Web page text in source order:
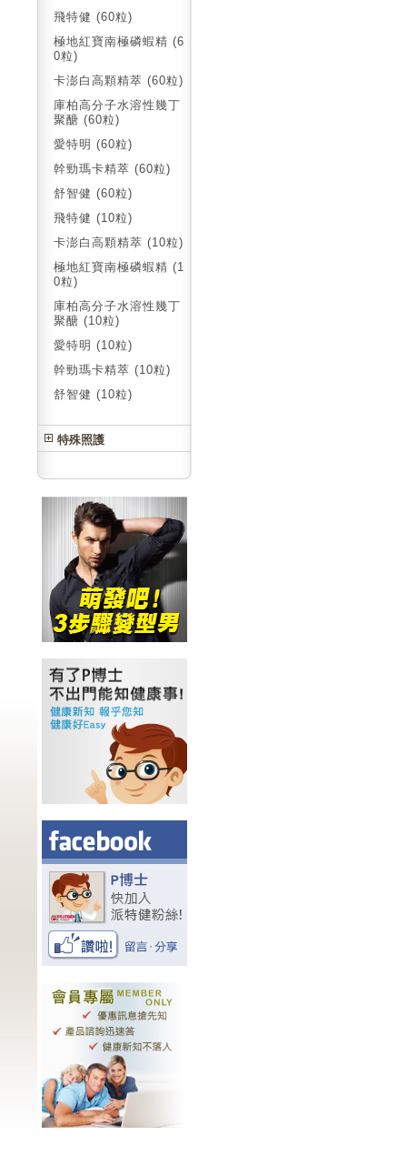
飛特健 (60粒)
極地紅寶南極磷蝦精 (6
0粒)
卡澎白高顆精萃 (60粒)
庫柏高分子水溶性幾丁
聚醣 (60粒)
愛特明 (60粒)
幹勁瑪卡精萃 (60粒)
舒智健 (60粒)
飛特健 (10粒)
卡澎白高顆精萃 (10粒)
極地紅寶南極磷蝦精 (1
0粒)
庫柏高分子水溶性幾丁
聚醣 (10粒)
愛特明 (10粒)
幹勁瑪卡精萃 (10粒)
舒智健 (10粒)
特殊照護